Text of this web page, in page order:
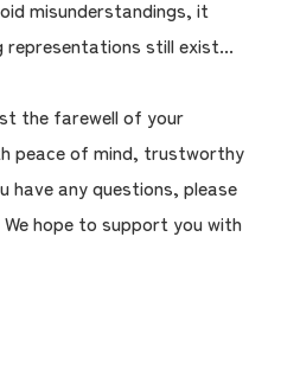
misunderstandings, it
still exist...
the farewell of your
peace of mind, trustworthy
any questions, please
hope to support you with